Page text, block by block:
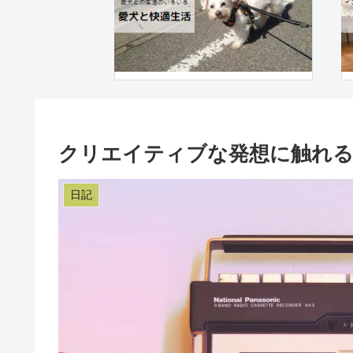
クリエイティブな発想に触れ
日記